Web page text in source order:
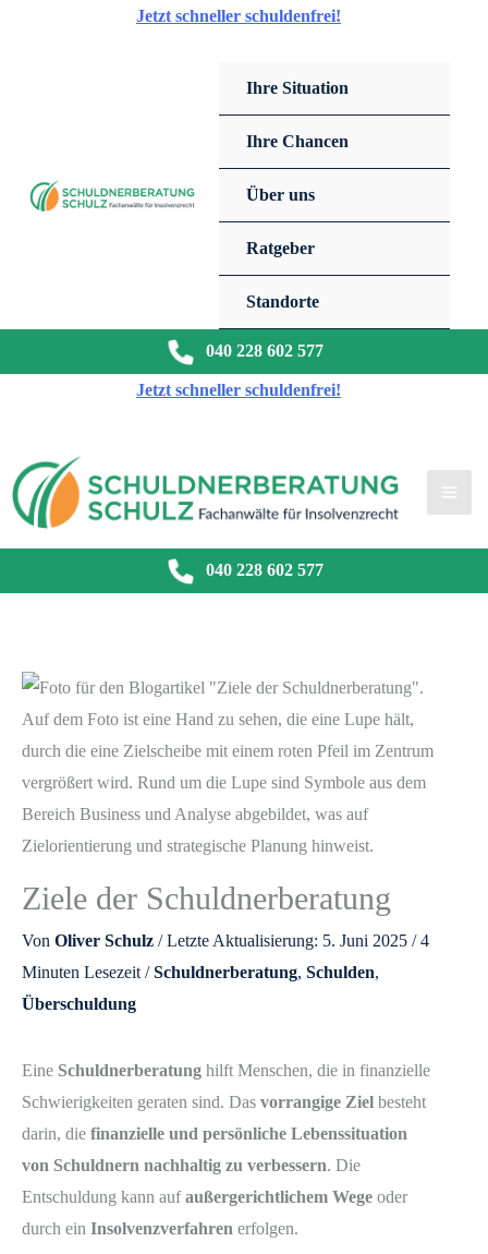
Jetzt schneller schuldenfrei!
Ihre Situation
Ihre Chancen
Über uns
Ratgeber
Standorte
040 228 602 577
Jetzt schneller schuldenfrei!
040 228 602 577
Ziele der Schuldnerberatung
Von Oliver Schulz / Letzte Aktualisierung: 5. Juni 2025 /4
Minuten Lesezeit/Schuldnerberatung, Schulden,
Überschuldung
Eine Schuldnerberatung hilft Menschen, die in finanzielle
Schwierigkeiten geraten sind. Das vorrangige Ziel besteht
darin, die finanzielle und persönliche Lebenssituation
von Schuldnern nachhaltig zu verbessern. Die
Entschuldung kann aufaußergerichtlichem Wege oder
durch ein Insolvenzverfahren erfolgen.